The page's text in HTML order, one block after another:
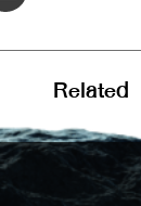
Related